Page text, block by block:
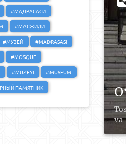
#МАДРАСАСИ
#МАСЖИДИ
#МУЗЕЙ
#MADRASASI
#MOSQUE
#MUZEYI
#MUSEUM
ПАМЯТНИК
va